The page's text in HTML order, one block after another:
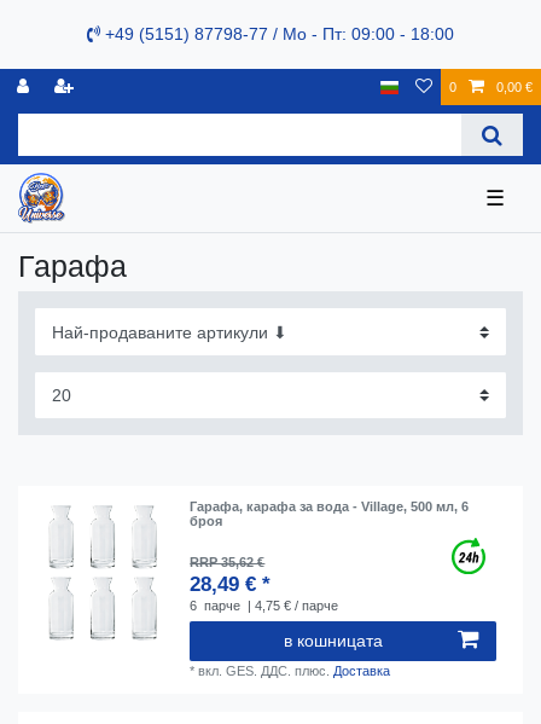
+49 (5151) 87798-77 / Mo - Пт: 09:00 - 18:00
0 0,00 €
☰
Гарафа
Гарафа, карафа за вода - Village, 500 мл, 6
броя
RRP 35,62 €
28,49 € *
6 парче | 4,75 € / парче
в кошницата
*вкл. GES. ДДС. плюс. Доставка